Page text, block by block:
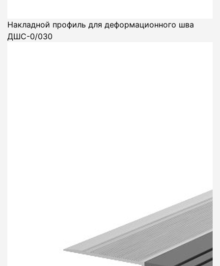
Накладной профиль для деформационного шва
ДШС-0/030